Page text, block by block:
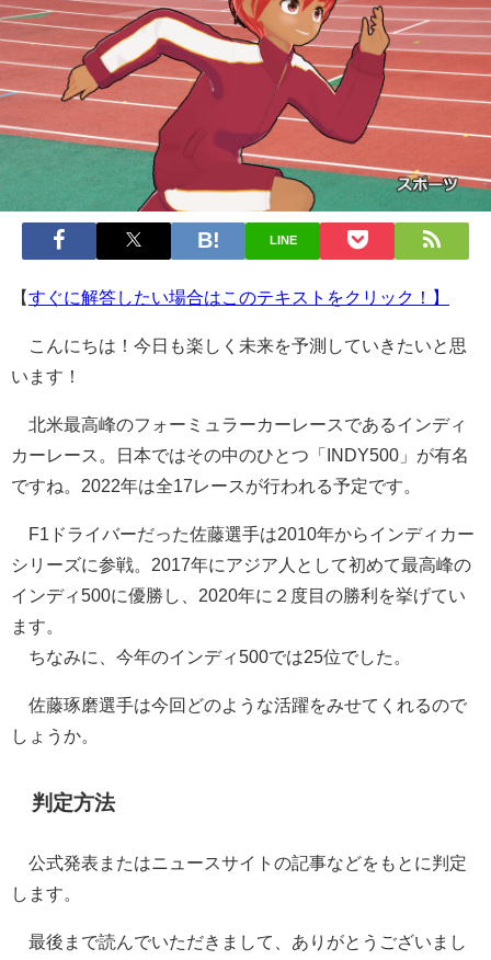
LINE
【すぐに解答したい場合はこのテキストをクリック！】
こんにちは！今日も楽しく未来を予測していきたいと思
います！
北米最高峰のフォーミュラーカーレースであるインディ
カーレース。日本ではその中のひとつ「INDY500」が有名
ですね。2022年は全17レースが行われる予定です。
F1ドライバーだった佐藤選手は2010年からインディカー
シリーズに参戦。2017年にアジア人として初めて最高峰の
インディ500に優勝し、2020年に２度目の勝利を挙げてい
ます。
ちなみに、今年のインディ500では25位でした。
佐藤琢磨選手は今回どのような活躍をみせてくれるので
しょうか。
判定方法
公式発表またはニュースサイトの記事などをもとに判定
します。
最後まで読んでいただきまして、ありがとうございまし